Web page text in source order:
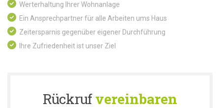
Werterhaltung Ihrer Wohnanlage
Ein Ansprechpartner für alle Arbeiten ums Haus
Zeitersparnis gegenüber eigener Durchführung
Ihre Zufriedenheit ist unser Ziel
Rückrufvereinbaren